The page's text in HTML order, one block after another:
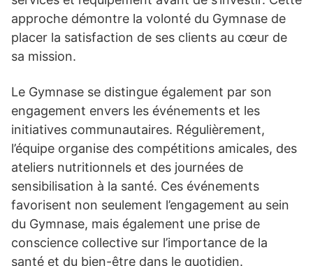
approche démontre la volonté du Gymnase de
placer la satisfaction de ses clients au cœur de
sa mission.
Le Gymnase se distingue également par son
engagement envers les événements et les
initiatives communautaires. Régulièrement,
l’équipe organise des compétitions amicales, des
ateliers nutritionnels et des journées de
sensibilisation à la santé. Ces événements
favorisent non seulement l’engagement au sein
du Gymnase, mais également une prise de
conscience collective sur l’importance de la
santé et du bien-être dans le quotidien.